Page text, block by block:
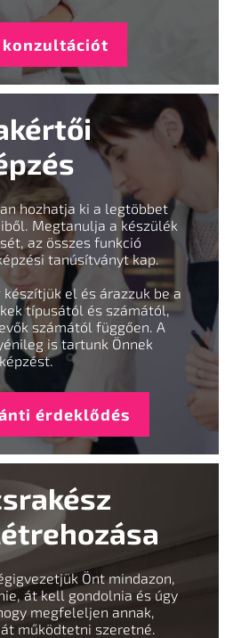
konzultációt
hozhatja ki a legtöbbet
Megtanulja a készülék
az összes funkció
tanúsítványt kap.
el és árazzuk be a
típusától és számától,
számától függően. A
is tartunk Önnek
képzést.
érdeklődés
Önt mindazon,
át kell gondolnia és úgy
megfeleljen annak,
működtetni szeretné.